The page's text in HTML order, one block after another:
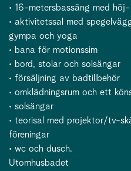
• 16-metersbassäng med
• aktivitetssal med
gympa och yoga
• bana för motionssim
• bord, stolar och solsängar
• försäljning av badtillbehör
• omklädningsrum och ett
• solsängar
• teorisal med projektor/tv-
föreningar
• wc och dusch.
Utomhusbadet